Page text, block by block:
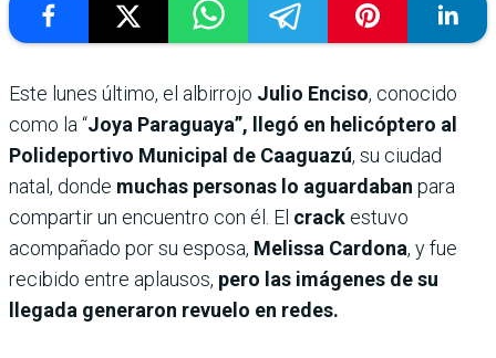
Este lunes último, el albirrojo Julio Enciso, conocido
como la “Joya Paraguaya”, llegó en helicóptero al
Polideportivo Municipal de Caaguazú, su ciudad
natal, donde muchas personas lo aguardaban para
compartir un encuentro con él. El crack estuvo
acompañado por su esposa, Melissa Cardona, y fue
recibido entre aplausos, pero las imágenes de su
llegada generaron revuelo en redes.